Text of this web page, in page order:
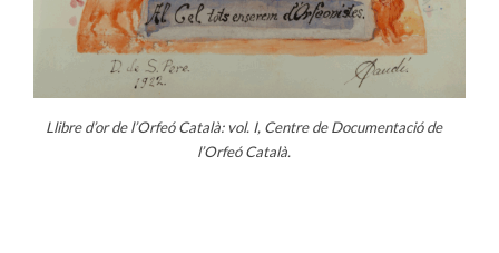
Llibre d’or de l’Orfeó Català: vol. I, Centre de Documentació de
l’Orfeó Català.